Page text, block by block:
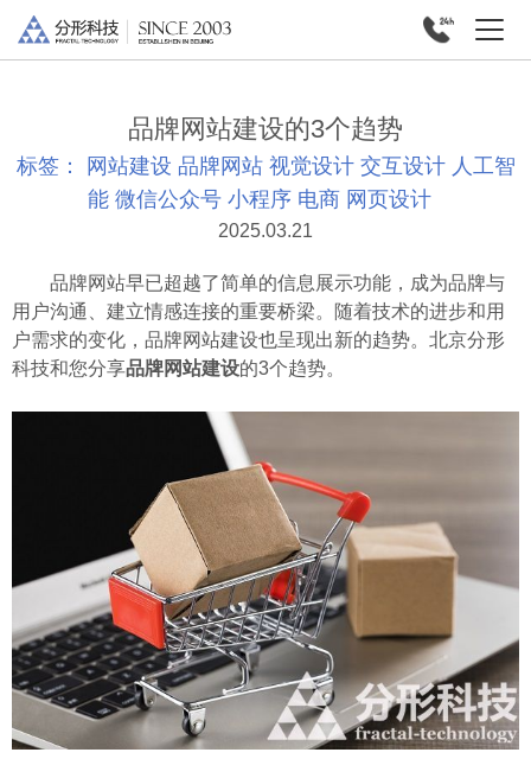
品牌网站建设的3个趋势
标签： 网站建设 品牌网站 视觉设计 交互设计 人工智
能 微信公众号 小程序 电商 网页设计
2025.03.21
品牌网站早已超越了简单的信息展示功能，成为品牌与
用户沟通、建立情感连接的重要桥梁。随着技术的进步和用
户需求的变化，品牌网站建设也呈现出新的趋势。北京分形
科技和您分享品牌网站建设的3个趋势。